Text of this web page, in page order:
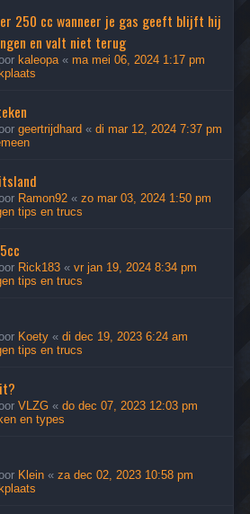
250 cc wanneer je gas geeft blijft hij
en valt niet terug
kaleopa « ma mei 06, 2024 1:17 pm
geertrijdhard « di mar 12, 2024 7:37 pm
Ramon92 « zo mar 03, 2024 1:50 pm
tips en trucs
Rick183 « vr jan 19, 2024 8:34 pm
tips en trucs
Koety « di dec 19, 2023 6:24 am
tips en trucs
VLZG « do dec 07, 2023 12:03 pm
en types
Klein « za dec 02, 2023 10:58 pm